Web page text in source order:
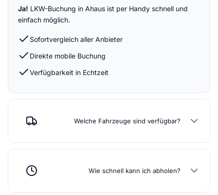
Ja! LKW-Buchung in Ahaus ist per Handy schnell und
einfach möglich.
Sofortvergleich aller Anbieter
Direkte mobile Buchung
Verfügbarkeit in Echtzeit
Welche Fahrzeuge sind verfügbar?
Wie schnell kann ich abholen?